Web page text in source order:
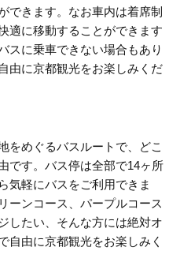
できます。なお車内は着席制
適に移動することができます
スに乗車できない場合もあり
由に京都観光をお楽しみくだ
をめぐるバスルートで、どこ
です。バス停は全部で14ヶ所
気軽にバスをご利用できま
ーンコース、パープルコース
したい、そんな方には絶対オ
自由に京都観光をお楽しみく